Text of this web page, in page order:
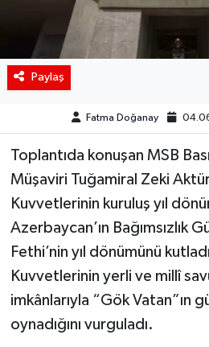
Paylaş
Fatma Doğanay
Toplantıda konuşan MSB
Müşaviri Tuğamiral Zeki
Kuvvetlerinin kuruluş yıl
Azerbaycan’ın Bağımsızlık
Fethi’nin yıl dönümünü
Kuvvetlerinin yerli ve millî
imkânlarıyla “Gök Vatan”ın
oynadığını vurguladı.